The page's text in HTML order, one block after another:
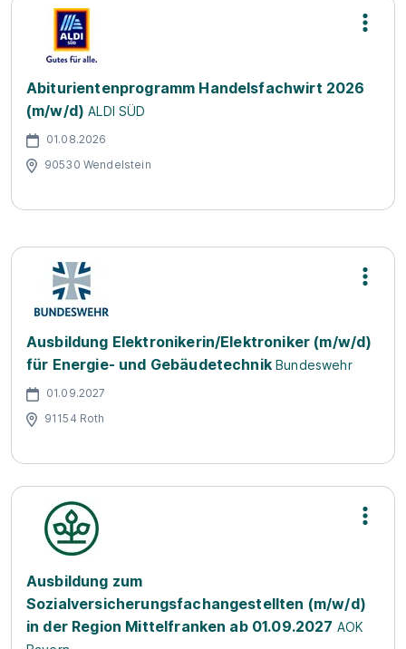
Abiturientenprogramm Handelsfachwirt 2026
(m/w/d) ALDI SÜD
01.08.2026
90530 Wendelstein
Ausbildung Elektronikerin/Elektroniker (m/w/d)
für Energie- und Gebäudetechnik Bundeswehr
01.09.2027
91154 Roth
Ausbildung zum
Sozialversicherungsfachangestellten (m/w/d)
in der Region Mittelfranken ab 01.09.2027 AOK